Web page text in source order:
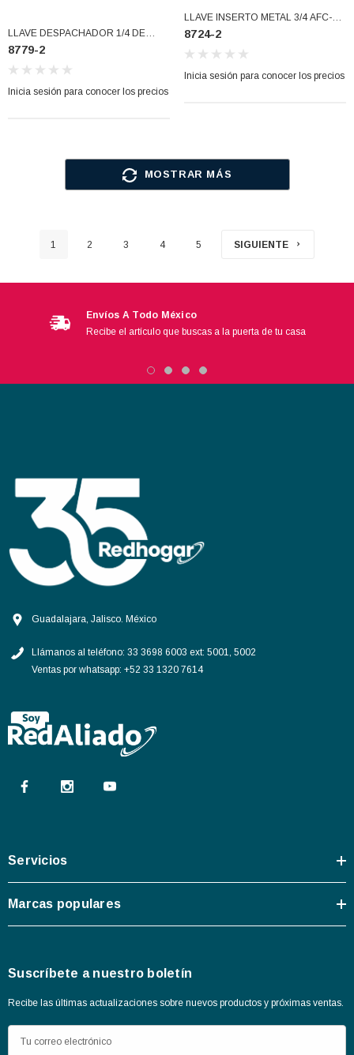
LLAVE DESPACHADOR 1/4 DE
VUELTA DE 3/4 T/ MADERA (8779-2)
8779-2
Inicia sesión para conocer los precios
LLAVE INSERTO METAL 3/4 AFC-4
(8724-2)
8724-2
Inicia sesión para conocer los precios
MOSTRAR MÁS
1 2 3 4 5 SIGUIENTE
Envíos A Todo México
Recibe el artículo que buscas a la puerta de tu casa
Guadalajara, Jalisco. México
Llámanos al teléfono: 33 3698 6003 ext: 5001, 5002
Ventas por whatsapp: +52 33 1320 7614
Servicios
Marcas populares
Suscríbete a nuestro boletín
Recibe las últimas actualizaciones sobre nuevos productos y próximas ventas.